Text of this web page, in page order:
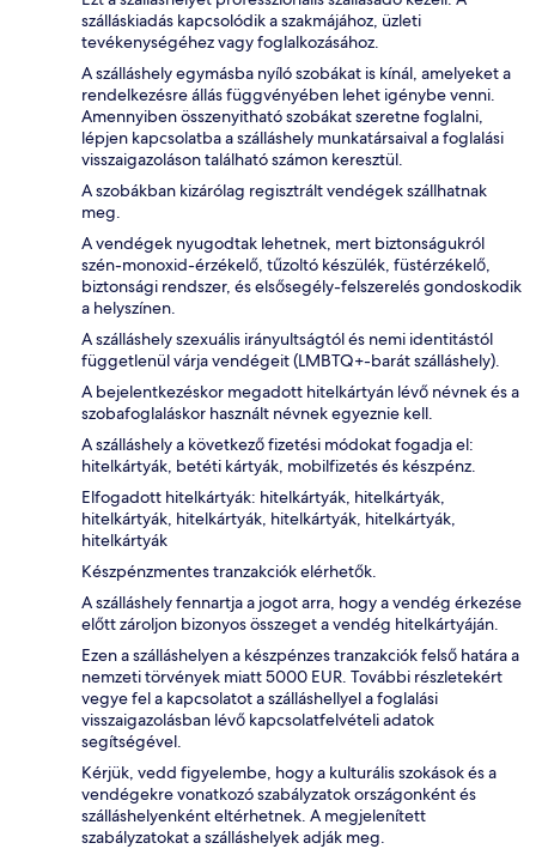
szálláskiadás kapcsolódik a szakmájához, üzleti
tevékenységéhez vagy foglalkozásához.
A szálláshely egymásba nyíló szobákat is kínál, amelyeket a
rendelkezésre állás függvényében lehet igénybe venni.
Amennyiben összenyitható szobákat szeretne foglalni,
lépjen kapcsolatba a szálláshely munkatársaival a foglalási
visszaigazoláson található számon keresztül.
A szobákban kizárólag regisztrált vendégek szállhatnak
meg.
A vendégek nyugodtak lehetnek, mert biztonságukról
szén-monoxid-érzékelő, tűzoltó készülék, füstérzékelő,
biztonsági rendszer, és elsősegély-felszerelés gondoskodik
a helyszínen.
A szálláshely szexuális irányultságtól és nemi identitástól
függetlenül várja vendégeit (LMBTQ+-barát szálláshely).
A bejelentkezéskor megadott hitelkártyán lévő névnek és a
szobafoglaláskor használt névnek egyeznie kell.
A szálláshely a következő fizetési módokat fogadja el:
hitelkártyák, betéti kártyák, mobilfizetés és készpénz.
Elfogadott hitelkártyák: hitelkártyák, hitelkártyák,
hitelkártyák, hitelkártyák, hitelkártyák, hitelkártyák,
hitelkártyák
Készpénzmentes tranzakciók elérhetők.
A szálláshely fennartja a jogot arra, hogy a vendég érkezése
előtt zároljon bizonyos összeget a vendég hitelkártyáján.
Ezen a szálláshelyen a készpénzes tranzakciók felső határa a
nemzeti törvények miatt 5000 EUR. További részletekért
vegye fel a kapcsolatot a szálláshellyel a foglalási
visszaigazolásban lévő kapcsolatfelvételi adatok
segítségével.
Kérjük, vedd figyelembe, hogy a kulturális szokások és a
vendégekre vonatkozó szabályzatok országonként és
szálláshelyenként eltérhetnek. A megjelenített
szabályzatokat a szálláshelyek adják meg.